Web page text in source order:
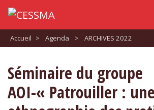
Accueil > Agenda > ARCHIVES 2022
Séminaire du groupe
AOI-« Patrouiller : une